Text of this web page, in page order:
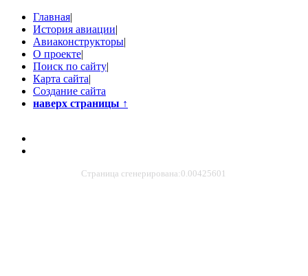
Главная|
История авиации|
Авиаконструкторы|
О проекте|
Поиск по сайту|
Карта сайта|
Создание сайта
наверх страницы ↑
Страница сгенерирована:0.00425601